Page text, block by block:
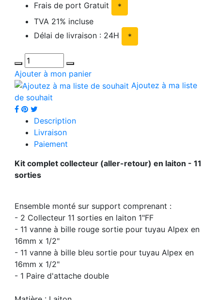
Frais de port Gratuit
*
TVA 21% incluse
Délai de livraison : 24H
*
Ajouter à mon panier
Ajoutez à ma liste
de souhait
Description
Livraison
Paiement
Kit complet collecteur (aller-retour) en laiton - 11
sorties
Ensemble monté sur support comprenant :
- 2 Collecteur 11 sorties en laiton 1"FF
- 11 vanne à bille rouge sortie pour tuyau Alpex en
16mm x 1/2"
- 11 vanne à bille bleu sortie pour tuyau Alpex en
16mm x 1/2"
- 1 Paire d'attache double